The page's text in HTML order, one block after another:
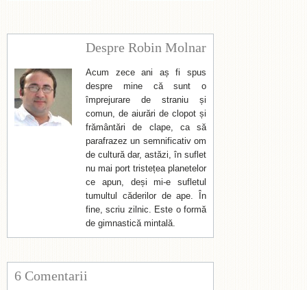
Despre Robin Molnar
Acum zece ani aș fi spus
despre mine că sunt o
împrejurare de straniu și
comun, de aiurări de clopot și
frământări de clape, ca să
parafrazez un semnificativ om
de cultură dar, astăzi, în suflet
nu mai port tristețea planetelor
ce apun, deși mi-e sufletul
tumultul căderilor de ape. În
fine, scriu zilnic. Este o formă
de gimnastică mintală.
6 Comentarii